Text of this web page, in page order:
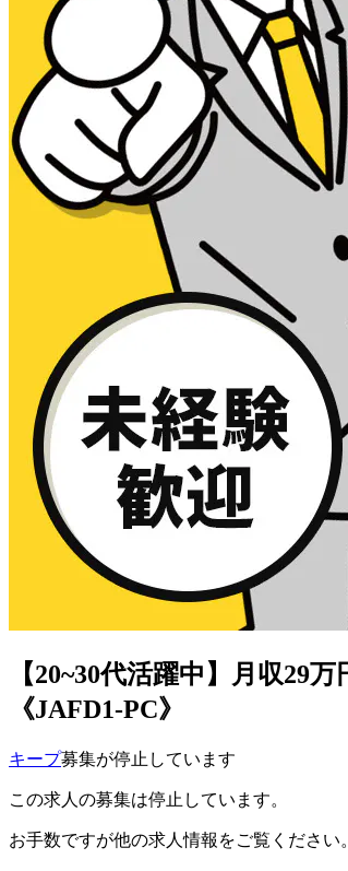
【20~30代活躍中】月収
《JAFD1-PC》
キープ募集が停止しています
この求人の募集は停止しています。
お手数ですが他の求人情報をご覧ください。